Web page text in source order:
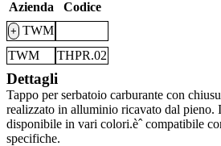
Azienda Codice
+ TWM
TWM
THPR.02
Dettagli
Tappo per serbatoio carburante con
realizzato in alluminio ricavato dal pieno.
disponibile in vari colori.èˆ compatibile
specifiche.